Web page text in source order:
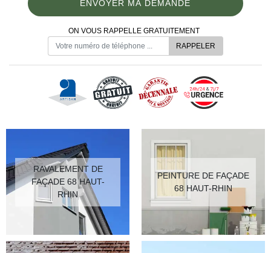
ON VOUS RAPPELLE GRATUITEMENT
RAVALEMENT DE
FAÇADE 68 HAUT-
RHIN
PEINTURE DE FAÇADE
68 HAUT-RHIN